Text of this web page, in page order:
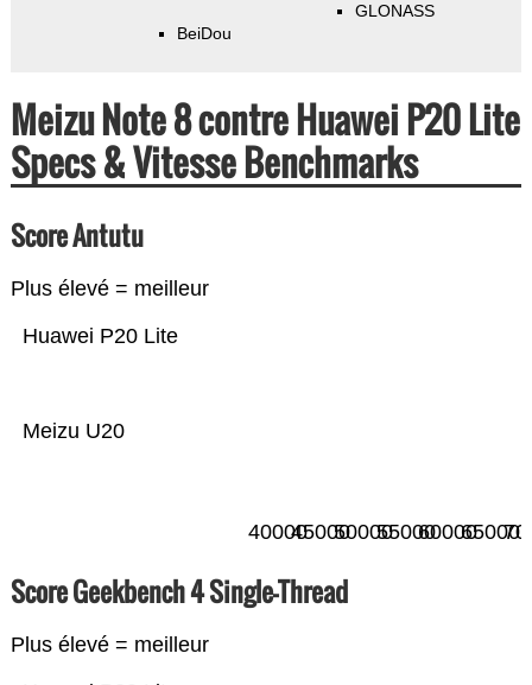
BeiDou
GLONASS
Meizu Note 8 contre Huawei P20 Lite
Specs & Vitesse Benchmarks
Score Antutu
Plus élevé = meilleur
Meizu U20
Huawei P20 Lite
400004500050000550006000065000
Score Geekbench 4 Single-Thread
Plus élevé = meilleur